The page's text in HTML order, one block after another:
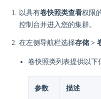
以具有卷快照类查看权限
控制台并进入您的集群。
在左侧导航栏选择存储 >
卷快照类列表提供以下
参数 描述